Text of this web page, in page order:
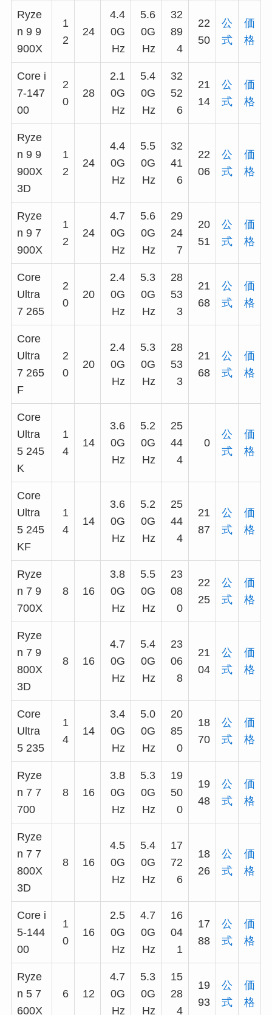
Ryze
n 9 9
900X
1
2
24
4.4
0G
Hz
5.6
0G
Hz
32
89
4
22
50
公
式
価
格
Core i
7-147
00
2
0
28
2.1
0G
Hz
5.4
0G
Hz
32
52
6
21
14
公
式
価
格
Ryze
n 9 9
900X
3D
1
2
24
4.4
0G
Hz
5.5
0G
Hz
32
41
6
22
06
公
式
価
格
Ryze
n 9 7
900X
1
2
24
4.7
0G
Hz
5.6
0G
Hz
29
24
7
20
51
公
式
価
格
Core
Ultra
7 265
2
0
20
2.4
0G
Hz
5.3
0G
Hz
28
53
3
21
68
公
式
価
格
Core
Ultra
7 265
F
2
0
20
2.4
0G
Hz
5.3
0G
Hz
28
53
3
21
68
公
式
価
格
Core
Ultra
5 245
K
1
4
14
3.6
0G
Hz
5.2
0G
Hz
25
44
4
0
公
式
価
格
Core
Ultra
5 245
KF
1
4
14
3.6
0G
Hz
5.2
0G
Hz
25
44
4
21
87
公
式
価
格
Ryze
n 7 9
700X
8 16
3.8
0G
Hz
5.5
0G
Hz
23
08
0
22
25
公
式
価
格
Ryze
n 7 9
800X
3D
8 16
4.7
0G
Hz
5.4
0G
Hz
23
06
8
21
04
公
式
価
格
Core
Ultra
5 235
1
4
14
3.4
0G
Hz
5.0
0G
Hz
20
85
0
18
70
公
式
価
格
Ryze
n 7 7
700
8 16
3.8
0G
Hz
5.3
0G
Hz
19
50
0
19
48
公
式
価
格
Ryze
n 7 7
800X
3D
8 16
4.5
0G
Hz
5.4
0G
Hz
17
72
6
18
26
公
式
価
格
Core i
5-144
00
1
0
16
2.5
0G
Hz
4.7
0G
Hz
16
04
1
17
88
公
式
価
格
Ryze
n 5 7
600X
6 12
4.7
0G
Hz
5.3
0G
Hz
15
28
4
19
93
公
式
価
格